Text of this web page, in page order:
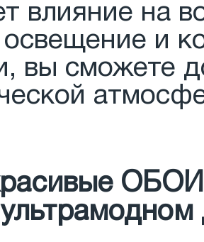
влияние на
освещение и
вы сможете
ОБОИ